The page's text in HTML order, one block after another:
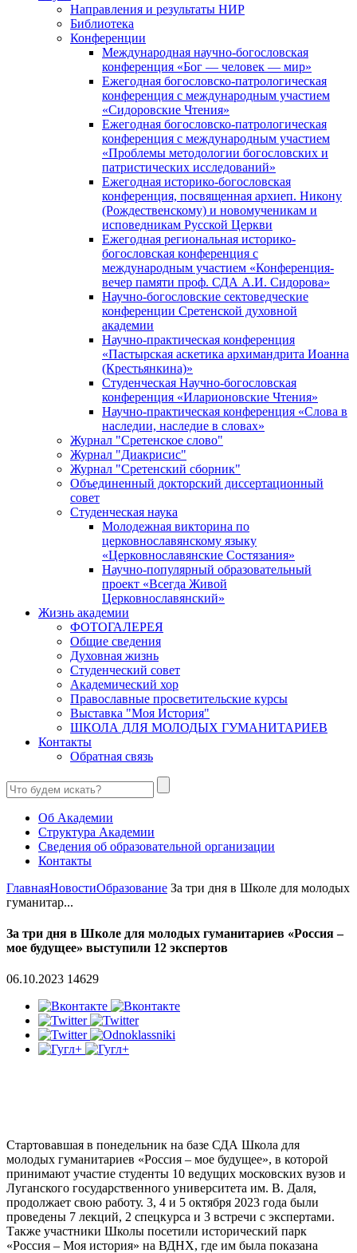
Направления и результаты НИР
Библиотека
Конференции
Международная научно-богословская
конференция «Бог — человек — мир»
Ежегодная богословско-патрологическая
конференция с международным участием
«Сидоровские Чтения»
Ежегодная богословско-патрологическая
конференция с международным участием
«Проблемы методологии богословских и
патристических исследований»
Ежегодная историко-богословская
конференция, посвященная архиеп. Никону
(Рождественскому) и новомученикам и
исповедникам Русской Церкви
Ежегодная региональная историко-
богословская конференция с
международным участием «Конференция-
вечер памяти проф. СДА А.И. Сидорова»
Научно-богословские сектоведческие
конференции Сретенской духовной
академии
Научно-практическая конференция
«Пастырская аскетика архимандрита Иоанна
(Крестьянкина)»
Студенческая Научно-богословская
конференция «Иларионовские Чтения»
Научно-практическая конференция «Cлова в
наследии, наследие в словах»
Журнал "Сретенское слово"
Журнал "Диакрисис"
Журнал "Сретенский сборник"
Объединенный докторский диссертационный
совет
Студенческая наука
Молодежная викторина по
церковнославянскому языку
«Церковнославянские Состязания»
Научно-популярный образовательный
проект «Всегда Живой
Церковнославянский»
Жизнь академии
ФОТОГАЛЕРЕЯ
Общие сведения
Духовная жизнь
Студенческий совет
Академический хор
Православные просветительские курсы
Выставка "Моя История"
ШКОЛА ДЛЯ МОЛОДЫХ ГУМАНИТАРИЕВ
Контакты
Обратная связь
Об Академии
Структура Академии
Сведения об образовательной организации
Контакты
ГлавнаяНовостиОбразование За три дня в Школе для молодых
гуманитар...
За три дня в Школе для молодых гуманитариев «Россия –
мое будущее» выступили 12 экспертов
06.10.2023 14629
Стартовавшая в понедельник на базе СДА Школа для
молодых гуманитариев «Россия – мое будущее», в которой
принимают участие студенты 10 ведущих московских вузов и
Луганского государственного университета им. В. Даля,
продолжает свою работу. 3, 4 и 5 октября 2023 года были
проведены 7 лекций, 2 спецкурса и 3 встречи с экспертами.
Также участники Школы посетили исторический парк
«Россия – Моя история» на ВДНХ, где им была показана